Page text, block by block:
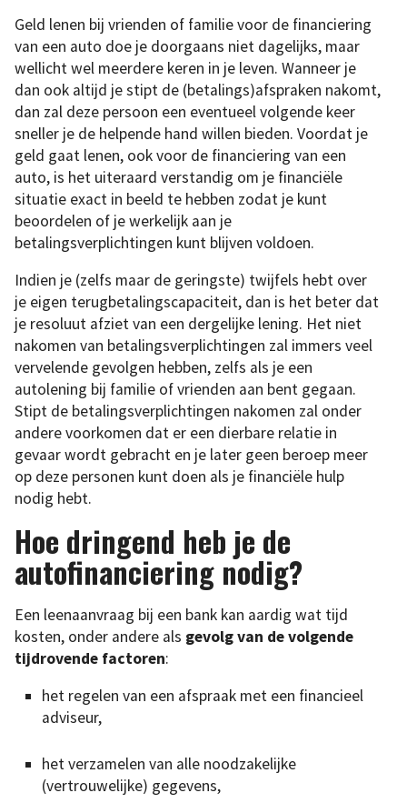
Geld lenen bij vrienden of familie voor de financiering
van een auto doe je doorgaans niet dagelijks, maar
wellicht wel meerdere keren in je leven. Wanneer je
dan ook altijd je stipt de (betalings)afspraken nakomt,
dan zal deze persoon een eventueel volgende keer
sneller je de helpende hand willen bieden. Voordat je
geld gaat lenen, ook voor de financiering van een
auto, is het uiteraard verstandig om je financiële
situatie exact in beeld te hebben zodat je kunt
beoordelen of je werkelijk aan je
betalingsverplichtingen kunt blijven voldoen.
Indien je (zelfs maar de geringste) twijfels hebt over
je eigen terugbetalingscapaciteit, dan is het beter dat
je resoluut afziet van een dergelijke lening. Het niet
nakomen van betalingsverplichtingen zal immers veel
vervelende gevolgen hebben, zelfs als je een
autolening bij familie of vrienden aan bent gegaan.
Stipt de betalingsverplichtingen nakomen zal onder
andere voorkomen dat er een dierbare relatie in
gevaar wordt gebracht en je later geen beroep meer
op deze personen kunt doen als je financiële hulp
nodig hebt.
Hoe dringend heb je de
autofinanciering nodig?
Een leenaanvraag bij een bank kan aardig wat tijd
kosten, onder andere als gevolg van de volgende
tijdrovende factoren:
het regelen van een afspraak met een financieel
adviseur,
het verzamelen van alle noodzakelijke
(vertrouwelijke) gegevens,